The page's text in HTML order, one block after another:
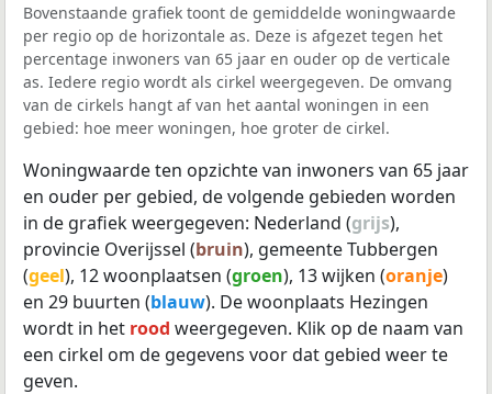
Bovenstaande grafiek toont de gemiddelde woningwaarde
per regio op de horizontale as. Deze is afgezet tegen het
percentage inwoners van 65 jaar en ouder op de verticale
as. Iedere regio wordt als cirkel weergegeven. De omvang
van de cirkels hangt af van het aantal woningen in een
gebied: hoe meer woningen, hoe groter de cirkel.
Woningwaarde ten opzichte van inwoners van 65 jaar
en ouder per gebied, de volgende gebieden worden
in de grafiek weergegeven: Nederland (grijs),
provincie Overijssel (bruin), gemeente Tubbergen
(geel), 12 woonplaatsen (groen), 13 wijken (oranje)
en 29 buurten (blauw). De woonplaats Hezingen
wordt in het rood weergegeven. Klik op de naam van
een cirkel om de gegevens voor dat gebied weer te
geven.